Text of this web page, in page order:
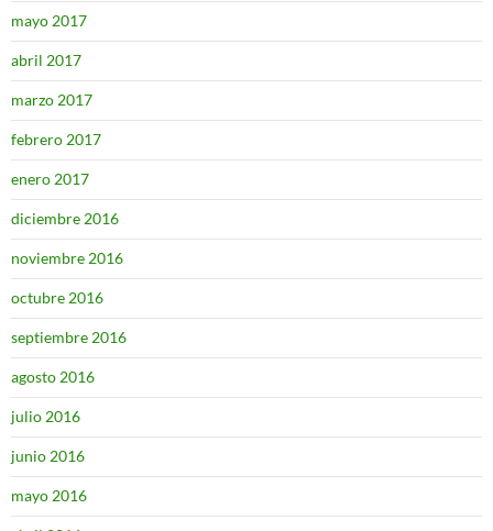
mayo 2017
abril 2017
marzo 2017
febrero 2017
enero 2017
diciembre 2016
noviembre 2016
octubre 2016
septiembre 2016
agosto 2016
julio 2016
junio 2016
mayo 2016